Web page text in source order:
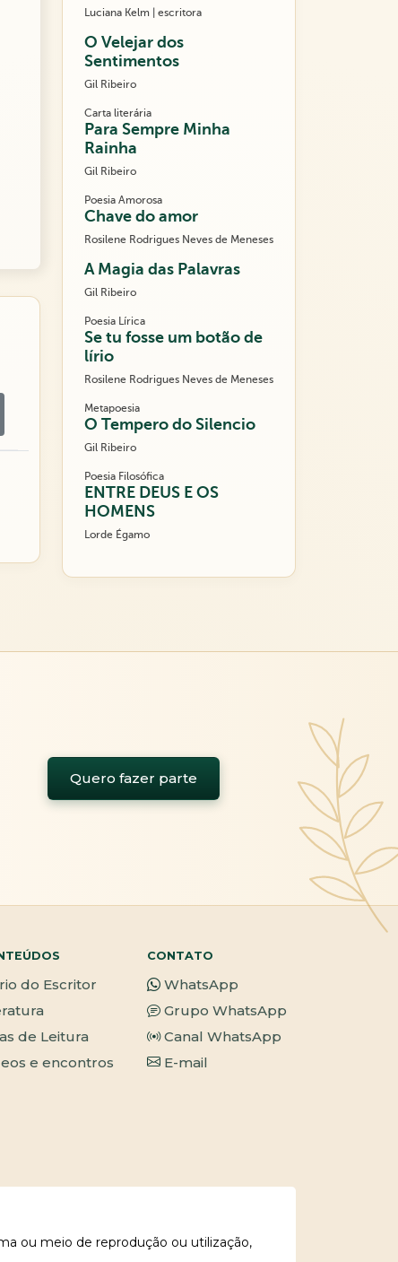
Luciana Kelm | escritora
O Velejar dos
Sentimentos
Gil Ribeiro
Carta literária
Para Sempre Minha
Rainha
Gil Ribeiro
Poesia Amorosa
Chave do amor
Rosilene Rodrigues Neves de Meneses
A Magia das Palavras
Gil Ribeiro
Poesia Lírica
Se tu fosse um botão de
lírio
Rosilene Rodrigues Neves de Meneses
Metapoesia
O Tempero do Silencio
Gil Ribeiro
Poesia Filosófica
ENTRE DEUS E OS
HOMENS
Lorde Égamo
Quero fazer parte
do Escritor
de Leitura
e encontros
CONTATO
WhatsApp
Grupo WhatsApp
Canal WhatsApp
E-mail
ou meio de reprodução ou utilização,